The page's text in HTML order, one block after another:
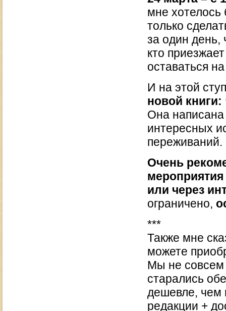
мне хотелось
только
за один
кто
оставаться
И на этой
новой
Она написана
интересных
переживаний.
Очень
или через
ограничено,
***
Также мне
можете
Мы не совсем
старались
дешевле, чем
редакции +